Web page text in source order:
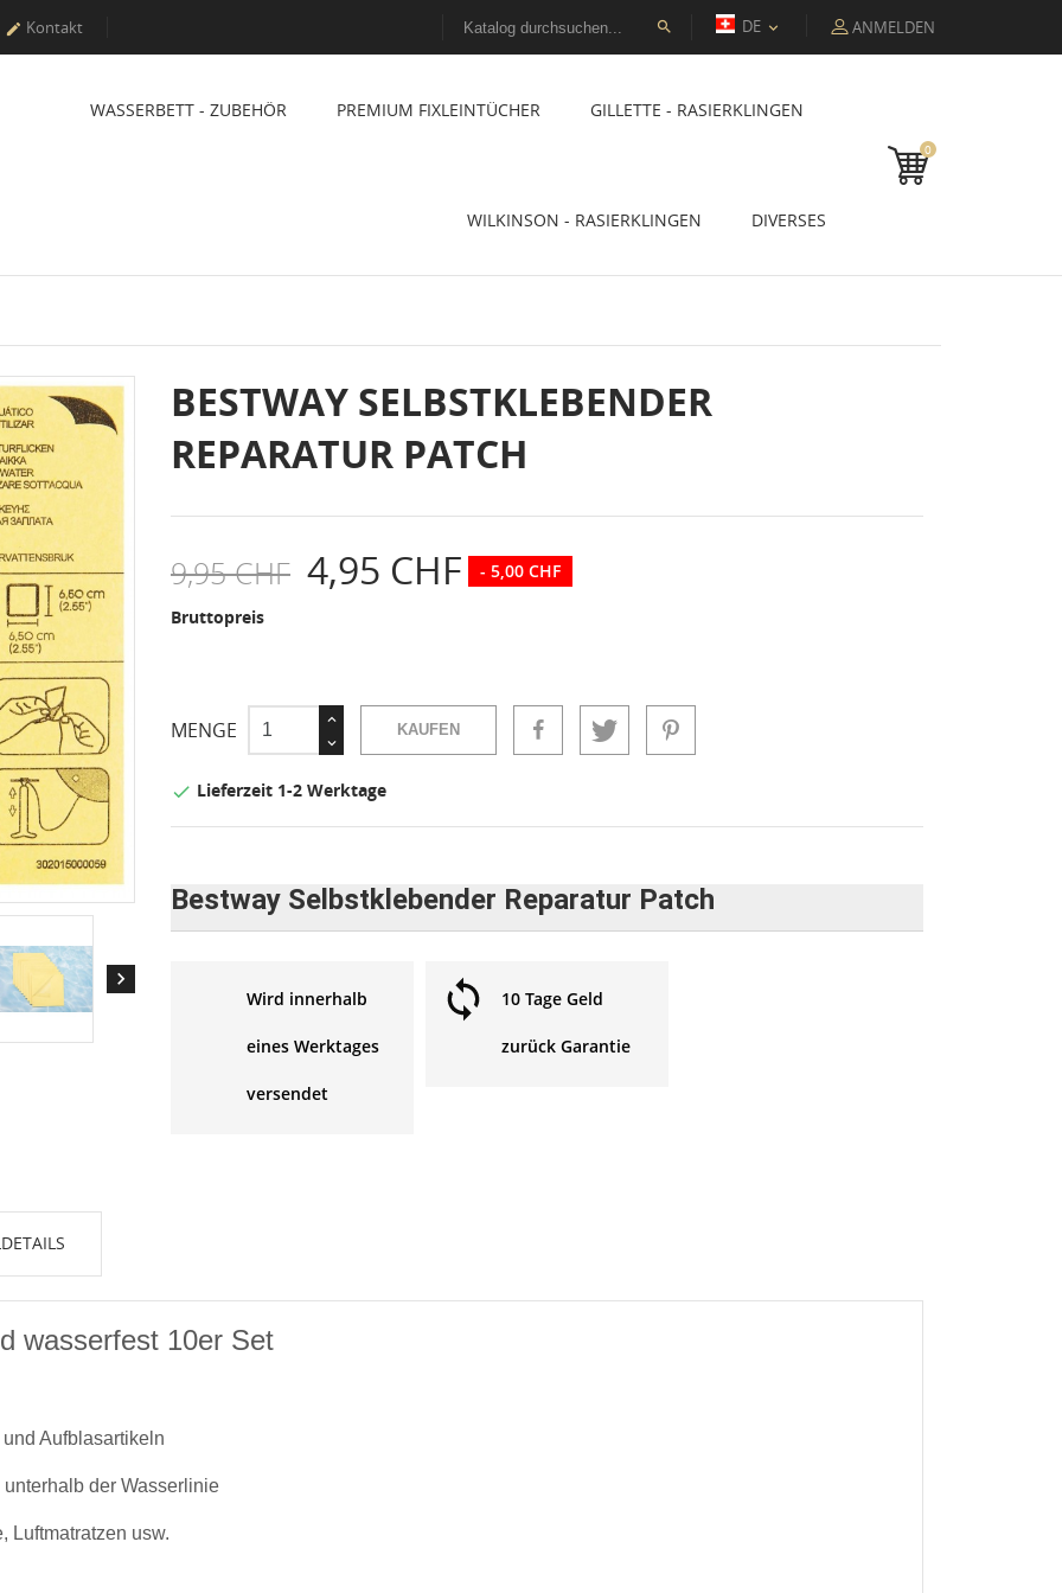
 Kontakt  DE  ANMELDEN
WASSERBETT - ZUBEHÖR PREMIUM FIXLEINTÜCHER GILLETTE - RASIERKLINGEN
WILKINSON - RASIERKLINGEN DIVERSES
0

BESTWAY SELBSTKLEBENDER
REPARATUR PATCH
9,95 CHF 4,95 CHF - 5,00 CHF
Bruttopreis
MENGE KAUFEN
 Lieferzeit 1-2 Werktage
Bestway Selbstklebender Reparatur Patch
Wird innerhalb
eines Werktages
versendet
10 Tage Geld
zurück Garantie
wasserfest 10er Set
Aufblasartikeln
der Wasserlinie
Luftmatratzen usw.